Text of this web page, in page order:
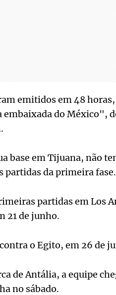
emitidos em 48
embaixada do México",
base em Tijuana, não
partidas da primeira fase.
partidas em Los
21 de junho.
o Egito, em 26 de
de Antália, a equipe
no sábado.